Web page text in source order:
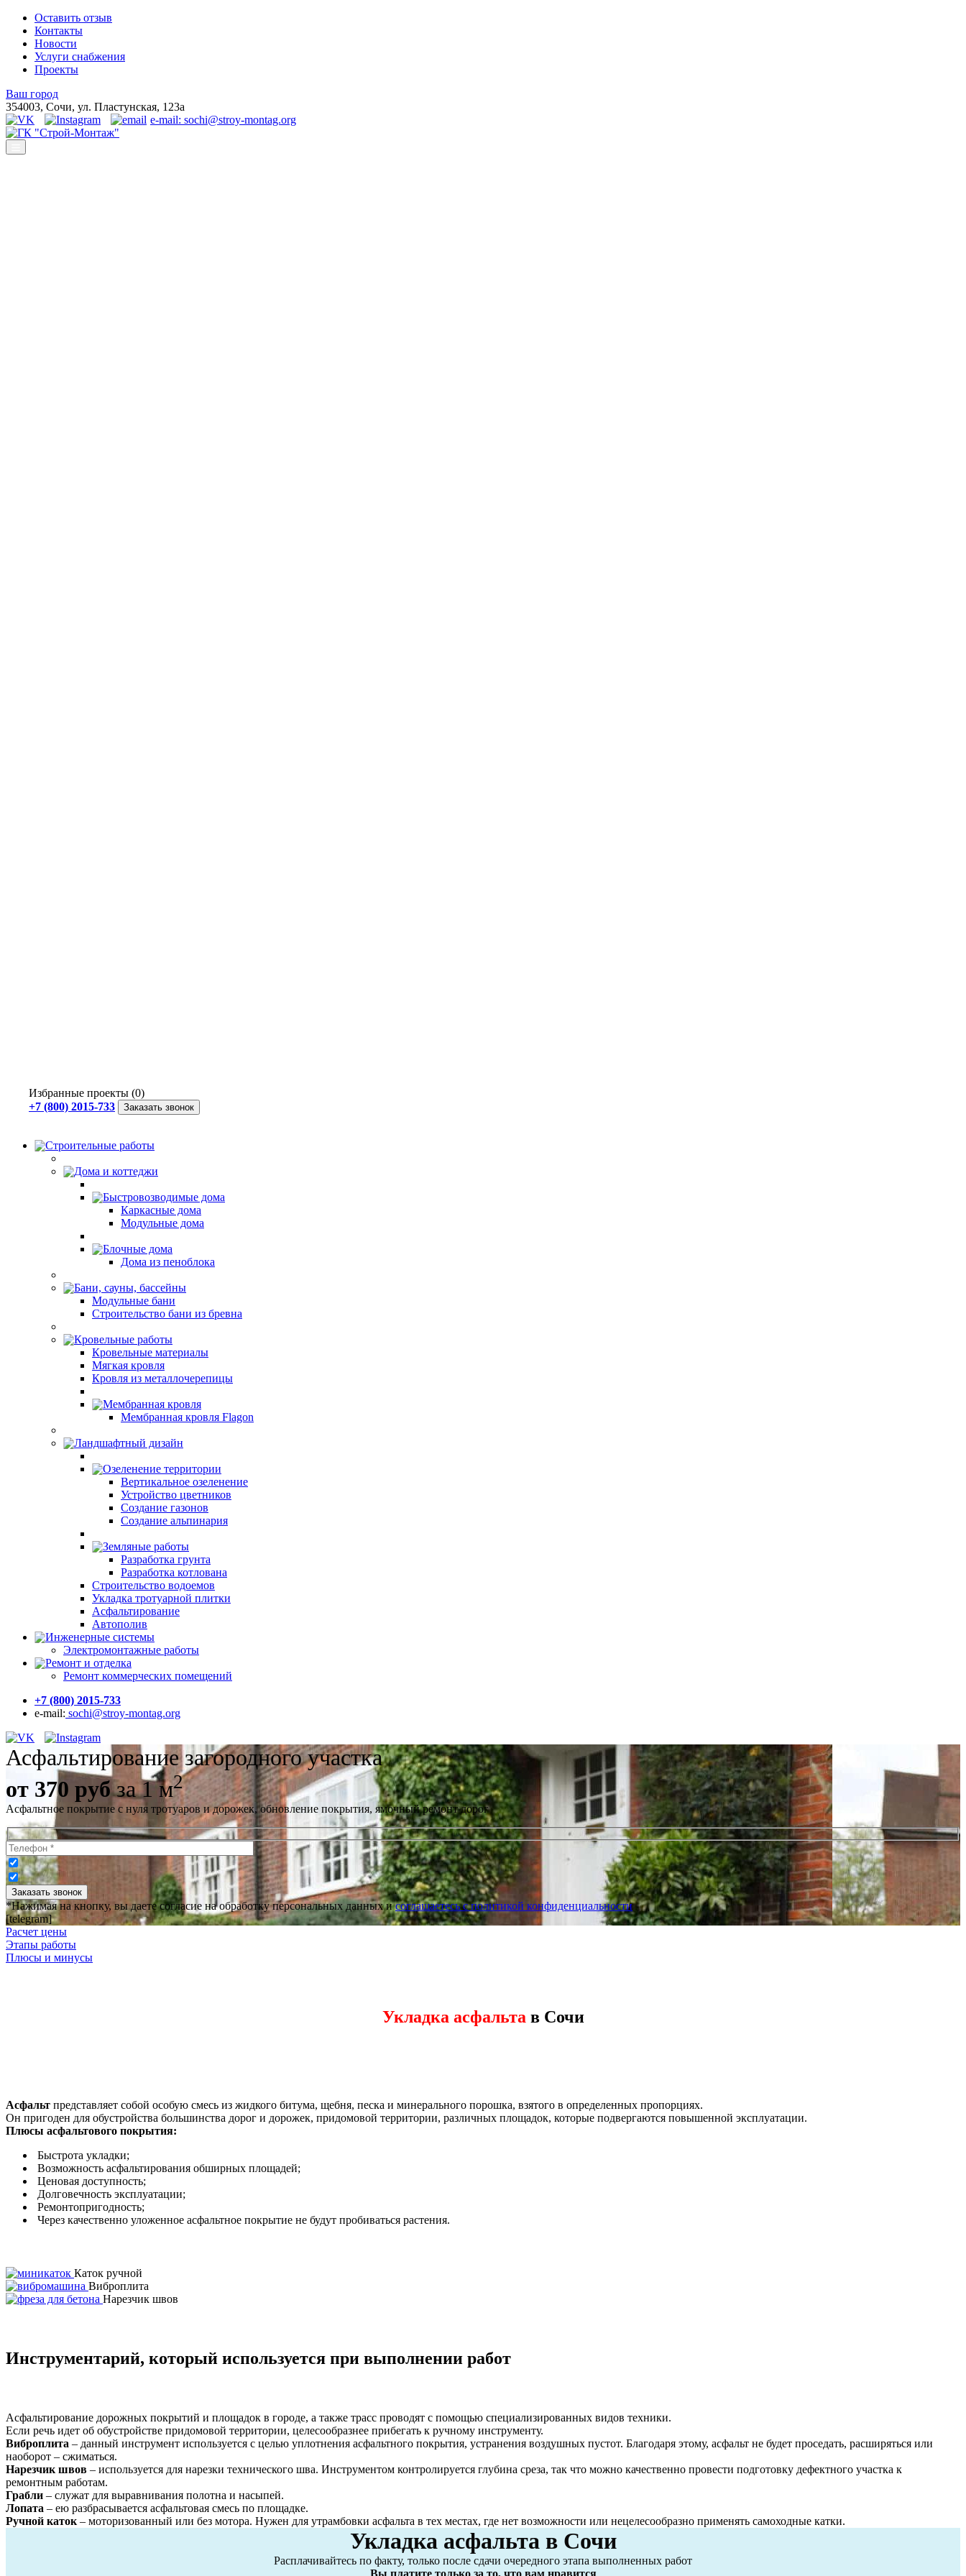
Оставить отзыв
Контакты
Новости
Услуги снабжения
Проекты
Ваш город
354003, Сочи, ул. Пластунская, 123а
e-mail: sochi@stroy-montag.org
ГК "Строй-Монтаж"
Строительство, ремонт и благоустройство под ключ в Сочи
Избранные проекты (0)
+7 (800) 2015-733
Заказать звонок
Строительные работы
Дома и коттеджи
Быстровозводимые дома
Каркасные дома
Модульные дома
Блочные дома
Дома из пеноблока
Бани, сауны, бассейны
Модульные бани
Строительство бани из бревна
Кровельные работы
Кровельные материалы
Мягкая кровля
Кровля из металлочерепицы
Мембранная кровля
Мембранная кровля Flagon
Ландшафтный дизайн
Озеленение территории
Вертикальное озеленение
Устройство цветников
Создание газонов
Создание альпинария
Земляные работы
Разработка грунта
Разработка котлована
Строительство водоемов
Укладка тротуарной плитки
Асфальтирование
Автополив
Инженерные системы
Электромонтажные работы
Ремонт и отделка
Ремонт коммерческих помещений
+7 (800) 2015-733
e-mail: sochi@stroy-montag.org
Асфальтирование загородного участка
от 370 рубза 1 м2
Асфальтное покрытие с нуля тротуаров и дорожек, обновление покрытия, ямочный ремонт дорог
*Нажимая на кнопку, вы даете согласие на обработку персональных данных исоглашаетесь с политикой конфиденциальности
[telegram]
Расчет цены
Этапы работы
Плюсы и минусы
Укладка асфальта в Сочи
Асфальт представляет собой особую смесь из жидкого битума, щебня, песка и минерального порошка, взятого в определенных пропорциях.
Он пригоден для обустройства большинства дорог и дорожек, придомовой территории, различных площадок, которые подвергаются повышенной эксплуатации.
Плюсы асфальтового покрытия:
Быстрота укладки;
Возможность асфальтирования обширных площадей;
Ценовая доступность;
Долговечность эксплуатации;
Ремонтопригодность;
Через качественно уложенное асфальтное покрытие не будут пробиваться растения.
Каток ручной
Виброплита
Нарезчик швов
Инструментарий, который используется при выполнении работ
Асфальтирование дорожных покрытий и площадок в городе, а также трасс проводят с помощью специализированных видов техники.
Если речь идет об обустройстве придомовой территории, целесообразнее прибегать к ручному инструменту.
Виброплита – данный инструмент используется с целью уплотнения асфальтного покрытия, устранения воздушных пустот. Благодаря этому, асфальт не будет проседать, расширяться или
наоборот – сжиматься.
Нарезчик швов – используется для нарезки технического шва. Инструментом контролируется глубина среза, так что можно качественно провести подготовку дефектного участка к
ремонтным работам.
Грабли – служат для выравнивания полотна и насыпей.
Лопата – ею разбрасывается асфальтовая смесь по площадке.
Ручной каток – моторизованный или без мотора. Нужен для утрамбовки асфальта в тех местах, где нет возможности или нецелесообразно применять самоходные катки.
Укладка асфальта в Сочи
Расплачивайтесь по факту, только после сдачи очередного этапа выполненных работ
Вы платите только за то, что вам нравится